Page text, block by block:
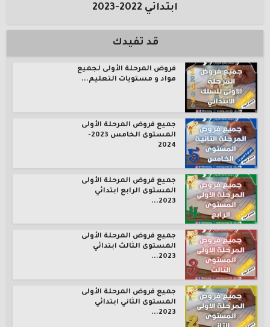
ابتدائي 2022-2023
قد تفيدك
فروض المرحلة الأولى لجميع
مواد و مستويات التعليم...
جميع فروض المرحلة الأولى
المستوى الخامس 2023-
2024
جميع فروض المرحلة الأولى
المستوى الرابع ابتدائي
2023...
جميع فروض المرحلة الأولى
المستوى الثالث ابتدائي
2023...
جميع فروض المرحلة الأولى
المستوى الثاني ابتدائي
2023...